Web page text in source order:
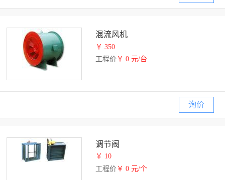
混流风机
￥ 350
工程价 ￥ 0 元/台
询价
调节阀
￥ 10
工程价 ￥ 0 元/个